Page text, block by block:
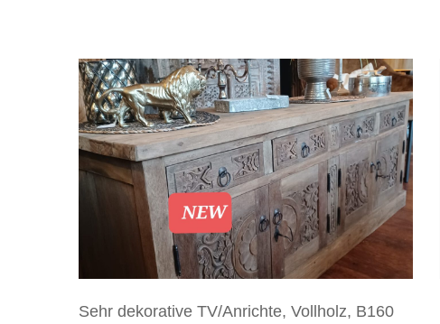
Sehr dekorative TV/Anrichte, Vollholz, B160